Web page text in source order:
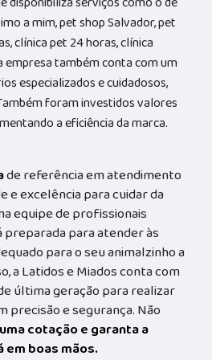
a mim, pet shop Salvador, pet
clínica pet 24 horas, clínica
empresa também conta com um
especializados e cuidadosos,
foram investidos valores
a eficiência da marca.
de referência em atendimento
e excelência para cuidar da
equipe de profissionais
preparada para atender às
para o seu animalzinho a
a Latidos e Miados conta com
última geração para realizar
precisão e segurança. Não
cotação e garanta a
boas mãos.